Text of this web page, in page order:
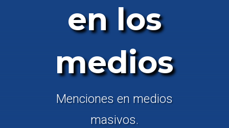
en los
medios
Menciones en medios
masivos.